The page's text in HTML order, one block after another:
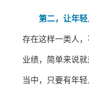
第二，让年轻
存在这样一类人
业绩，简单来说
当中，只要有年